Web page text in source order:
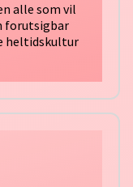
alle som vil
forutsigbar
heltidskultur